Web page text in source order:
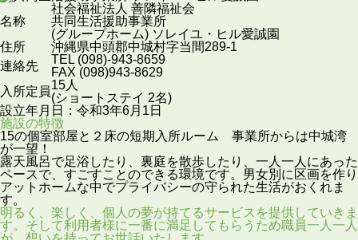
名称
社会福祉法人 善隣福祉会
共同生活援助事業所
(グループホーム) ソレイユ・ヒル愛誠園
住所
沖縄県中頭郡中城村字当間289-1
連絡先
TEL (098)-943-8659
FAX (098)943-8629
入所定員15人
(ショートステイ 2名)
設立年月日：令和3年6月1日
施設の特徴
15の個室部屋と２床の短期入所ルーム 事業所からは中城湾
が一望！
露天風呂で足浴したり、裏庭を散歩したり、一人一人にあった
ペースで、すごすことのできる環境です。男女別に区画を作り
アットホームな中でプライバシーの守られた生活がおくれま
す。
明るく、楽しく、個人の夢が持てるサービスを提供していきま
す。そして利用者様に一番に満足してもらうため職員一人一人